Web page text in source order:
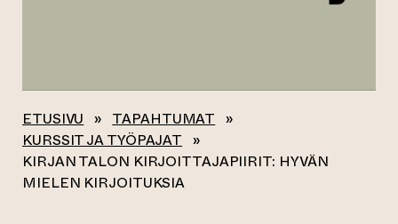
ETUSIVU » TAPAHTUMAT »
KURSSIT JA TYÖPAJAT »
KIRJAN TALON KIRJOITTAJAPIIRIT: HYVÄN
MIELEN KIRJOITUKSIA